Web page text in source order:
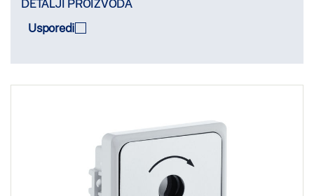
DETALJI PROIZVODA
Usporedi